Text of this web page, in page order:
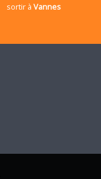
sortir à Vannes